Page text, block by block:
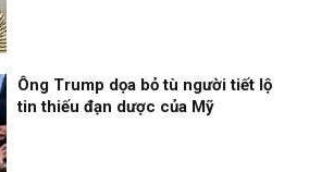
Ông Trump dọa bỏ tù người tiết lộ
tin thiếu đạn dược của Mỹ